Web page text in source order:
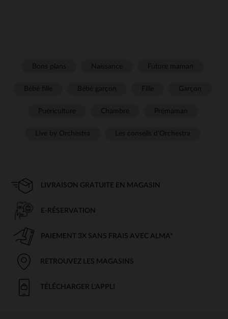
LIVRAISON GRATUITE EN MAGASIN
E-RÉSERVATION
PAIEMENT 3X SANS FRAIS AVEC ALMA*
RETROUVEZ LES MAGASINS
TÉLÉCHARGER L'APPLI